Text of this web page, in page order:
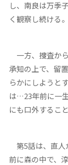
し、南良は万季
く観察し続ける。
一方、捜査か
承知の上で、留
らかにしようと
は…23年前に一
にも口外するこ
第5話は、直人
前に森の中で、